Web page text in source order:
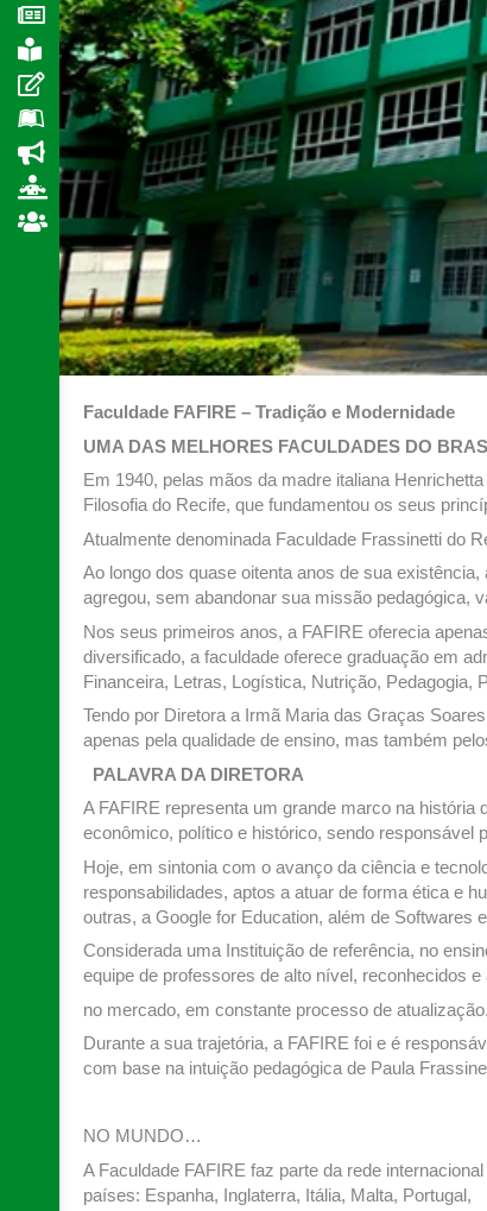
Faculdade FAFIRE – Tradição e Modernidade
UMA DAS MELHORES FACULDADES DO
Em 1940, pelas mãos da madre italiana
Filosofia do Recife, que fundamentou os seus
Atualmente denominada Faculdade Frassinetti do
Ao longo dos quase oitenta anos de sua
agregou, sem abandonar sua missão pedagógica,
Nos seus primeiros anos, a FAFIRE oferecia
diversificado, a faculdade oferece graduação em
Financeira, Letras, Logística, Nutrição,
Tendo por Diretora a Irmã Maria das Graças
apenas pela qualidade de ensino, mas também
PALAVRA DA DIRETORA
A FAFIRE representa um grande marco na
econômico, político e histórico, sendo responsável
Hoje, em sintonia com o avanço da ciência e
responsabilidades, aptos a atuar de forma ética e
outras, a Google for Education, além de Softwares
Considerada uma Instituição de referência, no
equipe de professores de alto nível, reconhecidos e
no mercado, em constante processo de atualização.
Durante a sua trajetória, a FAFIRE foi e é
com base na intuição pedagógica de Paula
NO MUNDO…
A Faculdade FAFIRE faz parte da rede
países: Espanha, Inglaterra, Itália, Malta, Portugal,